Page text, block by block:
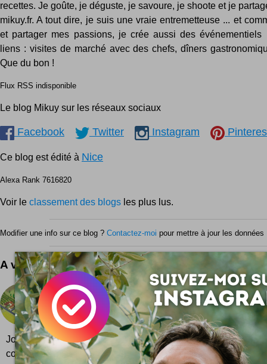
recettes. Je goûte, je déguste, je savoure, je shoote et je
mikuy.fr. A tout dire, je suis une vraie entremetteuse ... et
et partager mes passions, je crée aussi des événementiels
liens : visites de marché avec des chefs, dîners
Que du bon !
Flux RSS indisponible
Le blog Mikuy sur les réseaux sociaux
Facebook Twitter Instagram
Ce blog est édité à Nice
Alexa Rank 7616820
Voir le classement des blogs les plus lus.
Modifier une info sur ce blog ? Contactez-moi pour mettre à jour les données
A voir aussi ...
Clim'City
Clim’City est un jeu flash, un site et une expo pour
(encore plus) aux enjeux de la sauvegarde de
Jouez avec Clim’City® et créez votre plan climat !
communauté à atteindre les...